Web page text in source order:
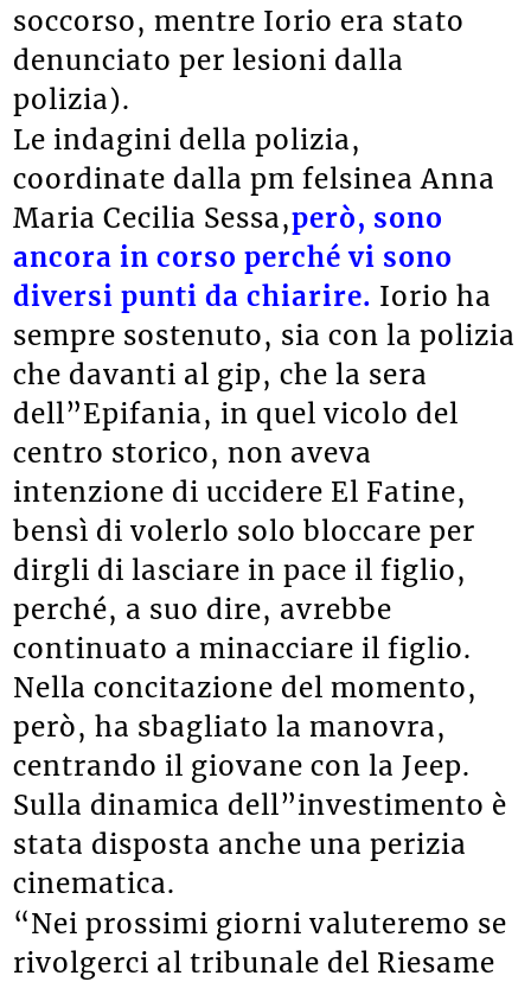
soccorso, mentre Iorio era stato
denunciato per lesioni dalla
polizia).
Le indagini della polizia,
coordinate dalla pm felsinea Anna
Maria Cecilia Sessa,però, sono
ancora in corso perché vi sono
diversi punti da chiarire. Iorio ha
sempre sostenuto, sia con la polizia
che davanti al gip, che la sera
dell”Epifania, in quel vicolo del
centro storico, non aveva
intenzione di uccidere El Fatine,
bensì di volerlo solo bloccare per
dirgli di lasciare in pace il figlio,
perché, a suo dire, avrebbe
continuato a minacciare il figlio.
Nella concitazione del momento,
però, ha sbagliato la manovra,
centrando il giovane con la Jeep.
Sulla dinamica dell”investimento è
stata disposta anche una perizia
cinematica.
“Nei prossimi giorni valuteremo se
rivolgerci al tribunale del Riesame